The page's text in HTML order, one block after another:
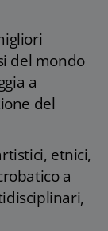
del mondo
a
del
etnici,
a